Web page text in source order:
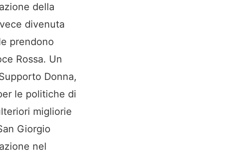
della
divenuta
prendono
Rossa. Un
Donna,
le politiche di
migliorie
Giorgio
nel